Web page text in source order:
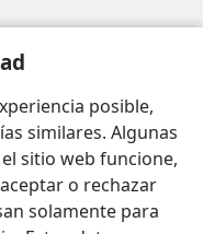
posible,
similares. Algunas
sitio web funcione,
o rechazar
solamente para